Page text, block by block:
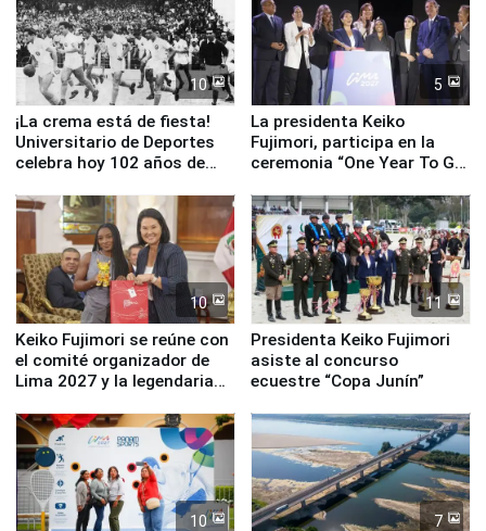
Serenazgo
10
¡La crema está de fiesta!
Universitario de Deportes
celebra hoy 102 años de
5
La presidenta Keiko
Fujimori, participa en la
ceremonia “One Year To Go
10
Keiko Fujimori se reúne con
el comité organizador de
Lima 2027 y la legendaria
11
Presidenta Keiko Fujimori
asiste al concurso
ecuestre “Copa Junín”
10 7